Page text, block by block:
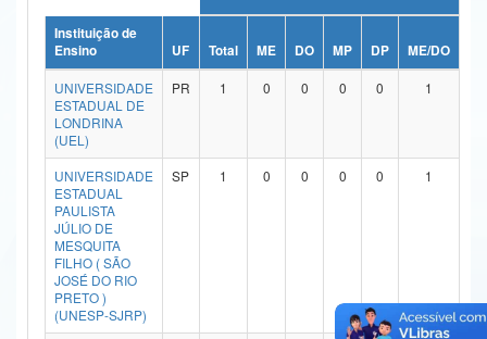
Ministério da Ciência, Tecnologia, Inovações e Comunicações
Ministério do Meio Ambiente
Ministério do Turismo
Ministério do Desenvolvimento Regional
Controladoria-Geral da União
Ministério da Mulher, da Família e dos Direitos Humanos
Secretaria-Geral
Secretaria de Governo
Instituição de
Ensino
UF Total ME DO MP DP ME/DO
UNIVERSIDADE
ESTADUAL DE
LONDRINA
(UEL)
PR 1 0 0 0 0 1
UNIVERSIDADE
ESTADUAL
PAULISTA
JÚLIO DE
MESQUITA
FILHO ( SÃO
JOSÉ DO RIO
PRETO )
(UNESP-SJRP)
SP 1 0 0 0 0 1